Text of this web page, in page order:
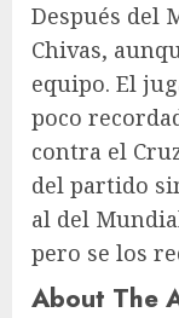
Después del
Chivas,
equipo. El
poco
contra el
del partido
al del
pero se los
About The